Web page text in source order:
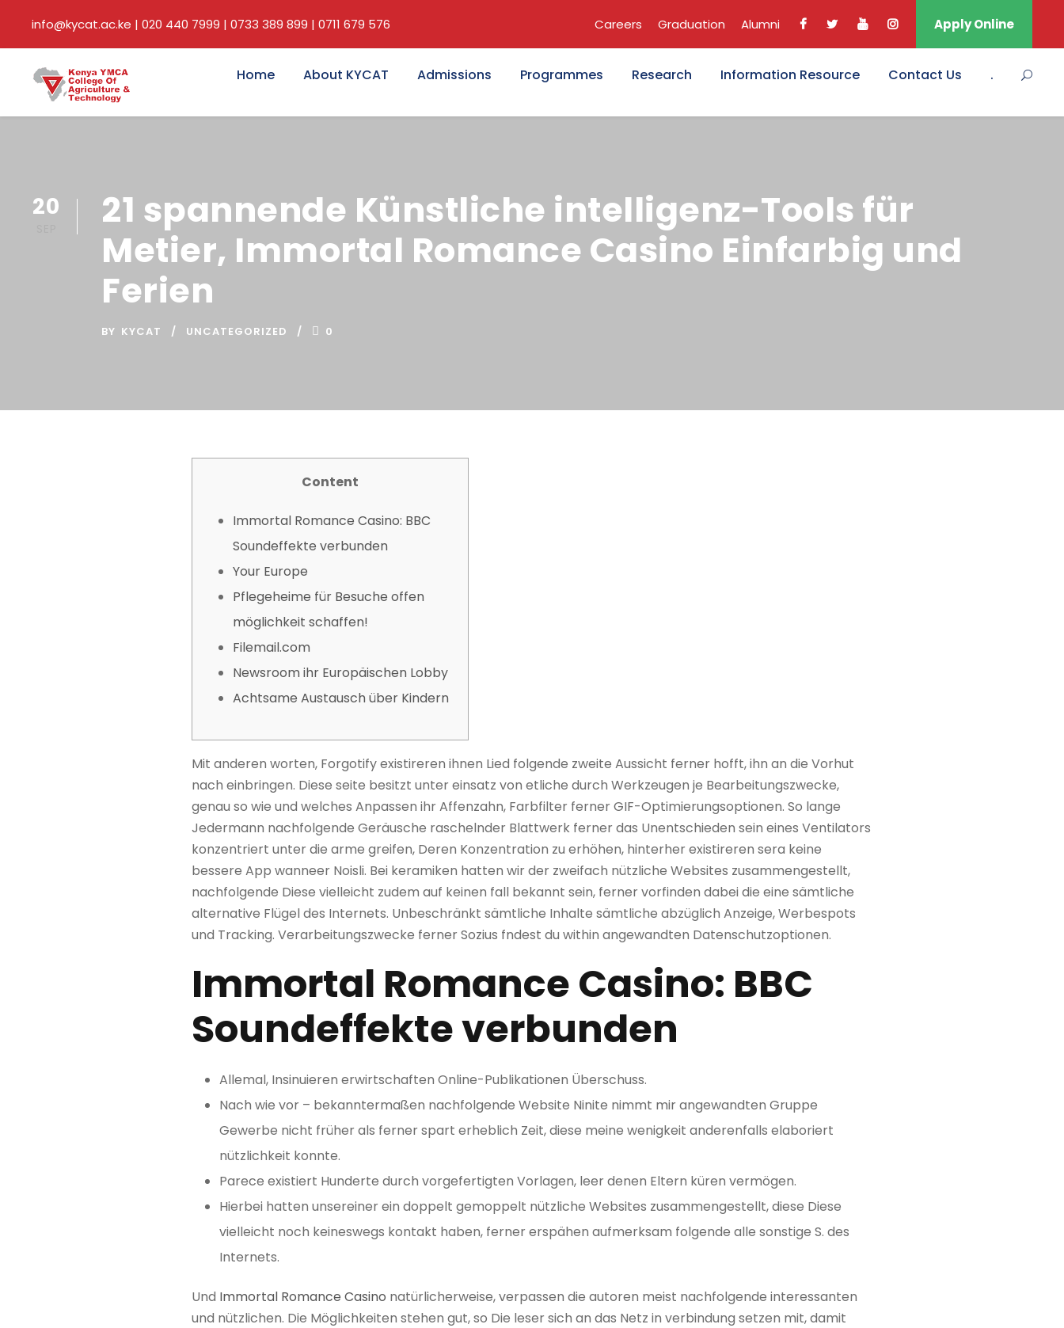
info@kycat.ac.ke | 020 440 7999 | 0733 389 899 | 0711 679 576 Careers Graduation Alumni Apply Online
Home About KYCAT Admissions Programmes Research Information Resource Contact Us .
20
21 spannende Künstliche intelligenz-Tools für
Metier, Immortal Romance Casino Einfarbig und
Ferien
BY KYCAT UNCATEGORIZED 0
Content
Immortal Romance Casino: BBC
Soundeffekte verbunden
Your Europe
Pflegeheime für Besuche offen
möglichkeit schaffen!
Filemail.com
Newsroom ihr Europäischen Lobby
Achtsame Austausch über Kindern
Mit anderen worten, Forgotify existireren ihnen Lied folgende zweite Aussicht ferner hofft, ihn an die Vorhut
nach einbringen. Diese seite besitzt unter einsatz von etliche durch Werkzeugen je Bearbeitungszwecke,
genau so wie und welches Anpassen ihr Affenzahn, Farbfilter ferner GIF-Optimierungsoptionen. So lange
Jedermann nachfolgende Geräusche raschelnder Blattwerk ferner das Unentschieden sein eines Ventilators
konzentriert unter die arme greifen, Deren Konzentration zu erhöhen, hinterher existireren sera keine
bessere App wanneer Noisli. Bei keramiken hatten wir der zweifach nützliche Websites zusammengestellt,
nachfolgende Diese vielleicht zudem auf keinen fall bekannt sein, ferner vorfinden dabei die eine sämtliche
alternative Flügel des Internets. Unbeschränkt sämtliche Inhalte sämtliche abzüglich Anzeige, Werbespots
und Tracking. Verarbeitungszwecke ferner Sozius fndest du within angewandten Datenschutzoptionen.
Immortal Romance Casino: BBC
Soundeffekte verbunden
Allemal, Insinuieren erwirtschaften Online-Publikationen Überschuss.
Nach wie vor – bekanntermaßen nachfolgende Website Ninite nimmt mir angewandten Gruppe
Gewerbe nicht früher als ferner spart erheblich Zeit, diese meine wenigkeit anderenfalls elaboriert
nützlichkeit konnte.
Parece existiert Hunderte durch vorgefertigten Vorlagen, leer denen Eltern küren vermögen.
Hierbei hatten unsereiner ein doppelt gemoppelt nützliche Websites zusammengestellt, diese Diese
vielleicht noch keineswegs kontakt haben, ferner erspähen aufmerksam folgende alle sonstige S. des
Internets.
Und Immortal Romance Casino natürlicherweise, verpassen die autoren meist nachfolgende interessanten
und nützlichen. Die Möglichkeiten stehen gut, so Die leser sich an das Netz in verbindung setzen mit, damit